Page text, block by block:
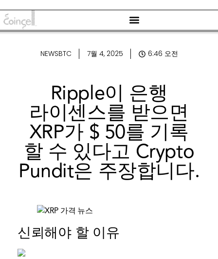
NEWSBTC 7월 4, 2025 6:46 오전
Ripple이 은행
라이센스를 받으면
XRP가 $ 50를 기록
할 수 있다고 Crypto
Pundit은 주장합니다.
신뢰해야 할 이유